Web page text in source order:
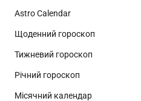
Astro Calendar
Щоденний гороскоп
Тижневий гороскоп
Річний гороскоп
Місячний календар